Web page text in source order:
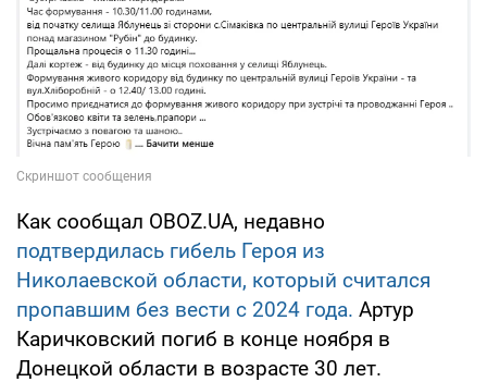
Как сообщал OBOZ.UA, недавно
подтвердилась гибель Героя из
Николаевской области, который считался
пропавшим без вести с 2024 года. Артур
Каричковский погиб в конце ноября в
Донецкой области в возрасте 30 лет.